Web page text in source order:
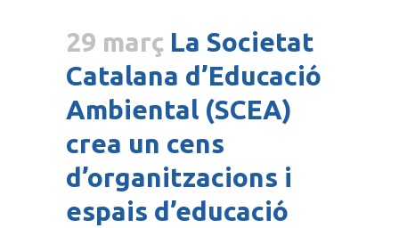
29 març La Societat
Catalana d’Educació
Ambiental (SCEA)
crea un cens
d’organitzacions i
espais d’educació